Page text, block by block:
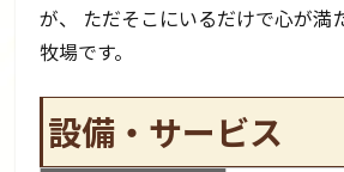
が、 ただそこにいるだけで心が満
牧場です。
設備・サービス